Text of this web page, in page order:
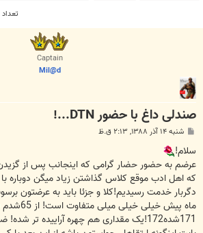
تعداد
Captain
Mil@d
صندلی داغ با حضور DTN...!
پ
ت
شنبه ۱۴ آذر ۱۳۸۸, ۲:۱۳ ق.ظ
سلام!
عرضم به حضور حضار گرامی که اینجانب پس از
که اهل ادب موقع کلاس گذاشتن زیاد میگن دوباره
171شده172!یک مقداری هم چهره آراییده تر